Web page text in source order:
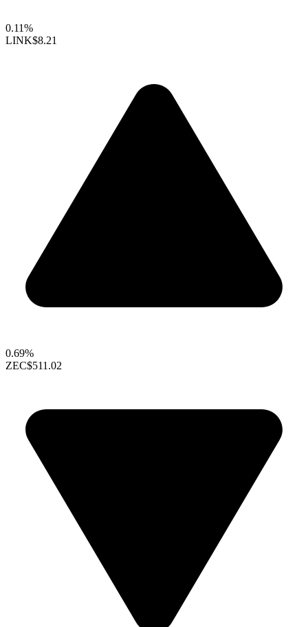
0.11%
LINK$8.21
0.69%
ZEC$511.02